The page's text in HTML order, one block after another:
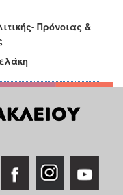
Πρόνοιας &